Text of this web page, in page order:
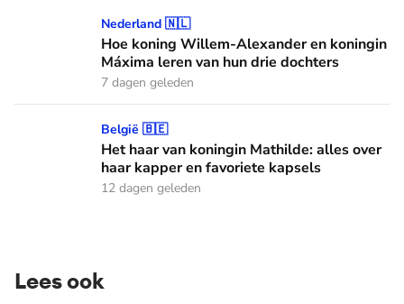
Hoe koning Willem-Alexander en koningin Máxima leren
Nederland 🇳🇱
Hoe koning Willem-Alexander en koningin
Máxima leren van hun drie dochters
7 dagen geleden
Het haar van koningin Mathilde: alles over haar kapper en
België 🇧🇪
Het haar van koningin Mathilde: alles over
haar kapper en favoriete kapsels
12 dagen geleden
Lees ook